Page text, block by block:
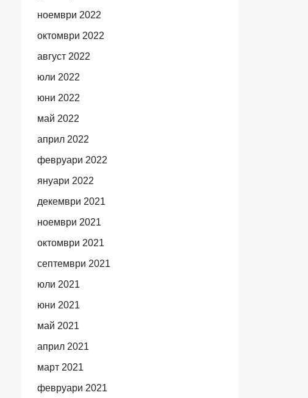
ноември 2022
октомври 2022
август 2022
юли 2022
юни 2022
май 2022
април 2022
февруари 2022
януари 2022
декември 2021
ноември 2021
октомври 2021
септември 2021
юли 2021
юни 2021
май 2021
април 2021
март 2021
февруари 2021